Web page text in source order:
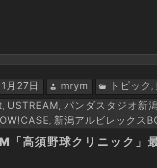
月27日 mrym トピック ,
, USTREAM , パンダスタジオ新
, 新潟アルビレックス
「高須野球クリニック」